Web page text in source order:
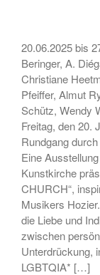
20.06.2025 bis
Beringer, A.
Christiane
Pfeiffer, Almut
Schütz, Wendy
Freitag, den 20.
Rundgang
Eine
Kunstkirche
CHURCH“,
Musikers
die Liebe und
zwischen
Unterdrückung,
LGBTQIA* […]